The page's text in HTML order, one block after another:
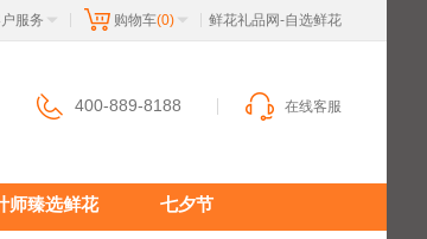
服务 购物车(0) 鲜花礼品网-自选鲜花
400-889-8188 在线客服
师臻选鲜花 七夕节